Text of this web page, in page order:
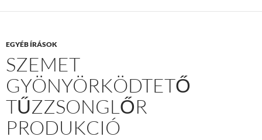
EGYÉB ÍRÁSOK
SZEMET
GYÖNYÖRKÖDTETŐ
TŰZZSONGLŐR
PRODUKCIÓ